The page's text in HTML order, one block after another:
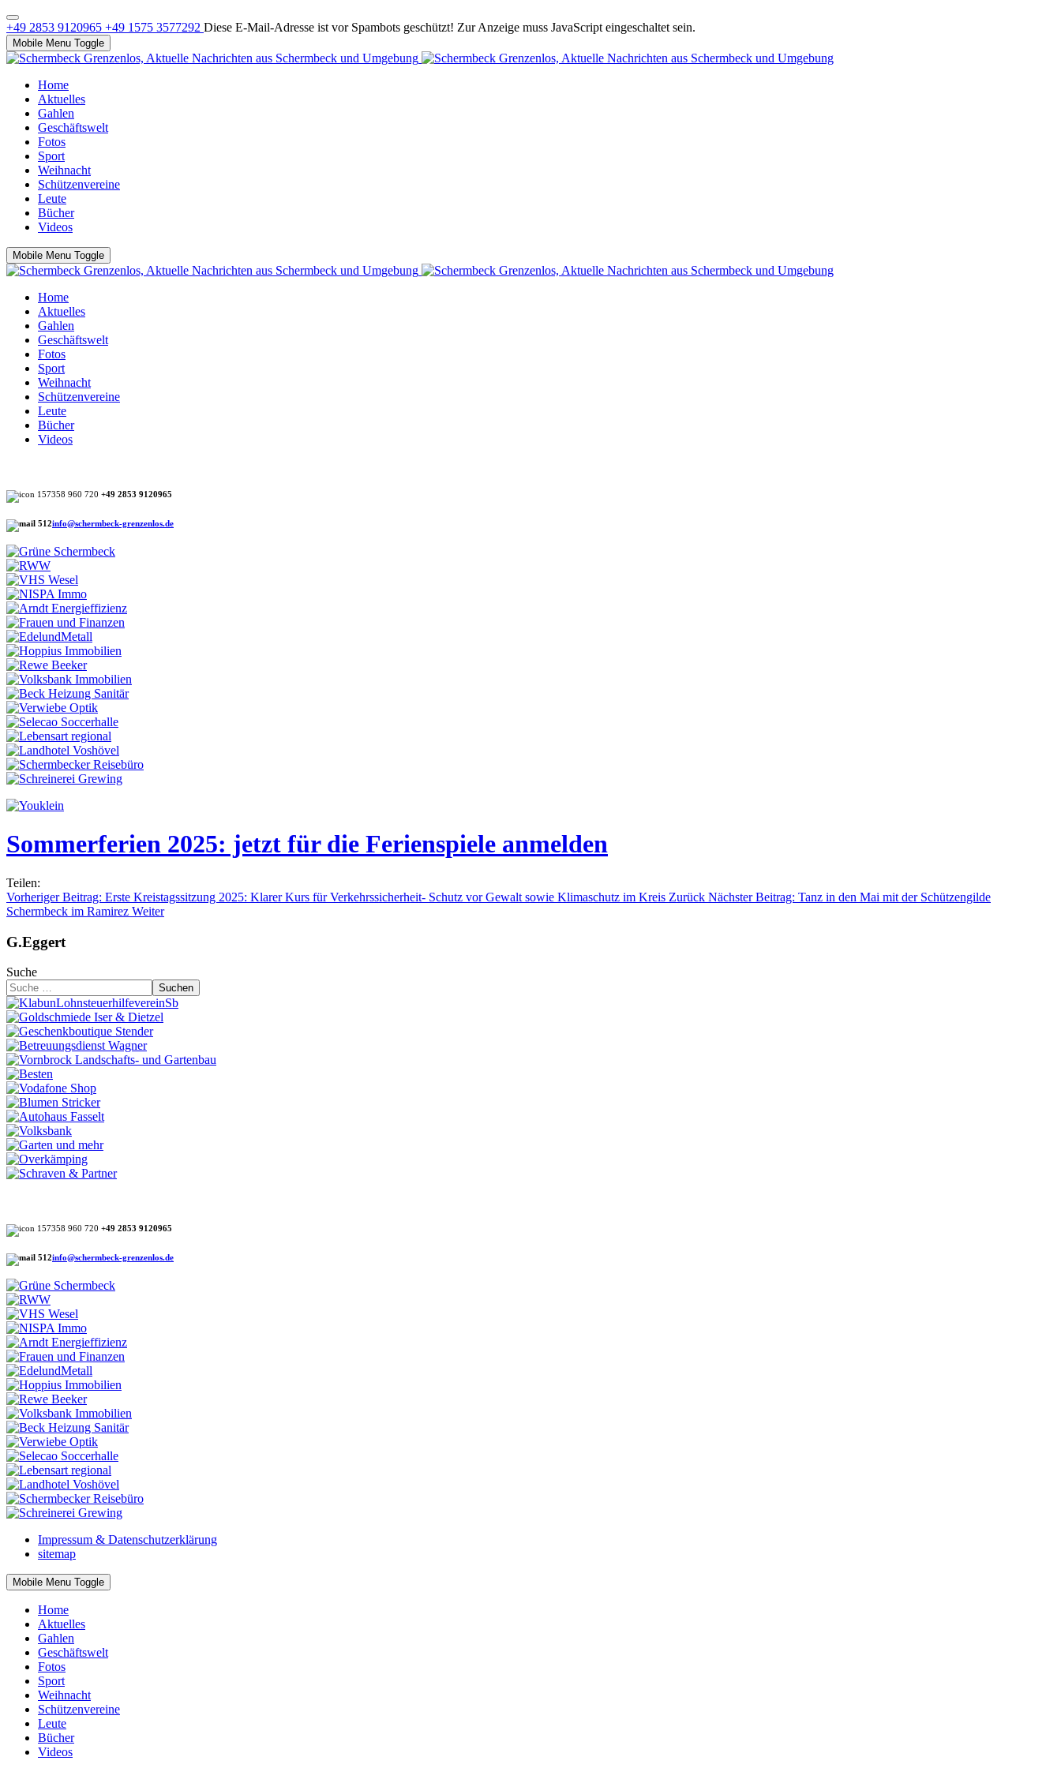
+49 2853 9120965 +49 1575 3577292 Diese E-Mail-Adresse ist vor Spambots geschützt! Zur Anzeige muss JavaScript eingeschaltet sein.
Mobile Menu Toggle
Home
Aktuelles
Gahlen
Geschäftswelt
Fotos
Sport
Weihnacht
Schützenvereine
Leute
Bücher
Videos
Mobile Menu Toggle
Home
Aktuelles
Gahlen
Geschäftswelt
Fotos
Sport
Weihnacht
Schützenvereine
Leute
Bücher
Videos
+49 2853 9120965
info@schermbeck-grenzenlos.de
Sommerferien 2025: jetzt für die Ferienspiele anmelden
Teilen:
Vorheriger Beitrag: Erste Kreistagssitzung 2025: Klarer Kurs für Verkehrssicherheit- Schutz vor Gewalt sowie Klimaschutz im Kreis Zurück Nächster Beitrag: Tanz in den Mai mit der Schützengilde
Schermbeck im Ramirez Weiter
G.Eggert
Suche
Suchen
+49 2853 9120965
info@schermbeck-grenzenlos.de
Impressum & Datenschutzerklärung
sitemap
Mobile Menu Toggle
Home
Aktuelles
Gahlen
Geschäftswelt
Fotos
Sport
Weihnacht
Schützenvereine
Leute
Bücher
Videos